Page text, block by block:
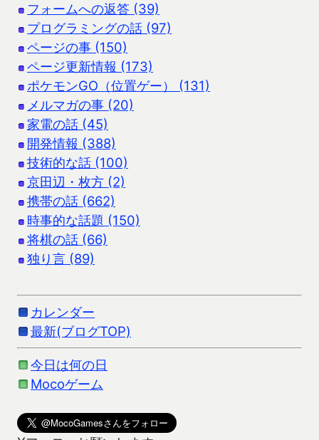
フォームへの返答 (39)
プログラミングの話 (97)
ページの事 (150)
ページ更新情報 (173)
ポケモンGO（位置ゲー） (131)
メルマガの事 (20)
家電の話 (45)
開発情報 (388)
技術的な話 (100)
京田辺・枚方 (2)
携帯の話 (662)
時事的な話題 (150)
将棋の話 (66)
独り言 (89)
カレンダー
最新(ブログTOP)
今日は何の日
Mocoゲーム